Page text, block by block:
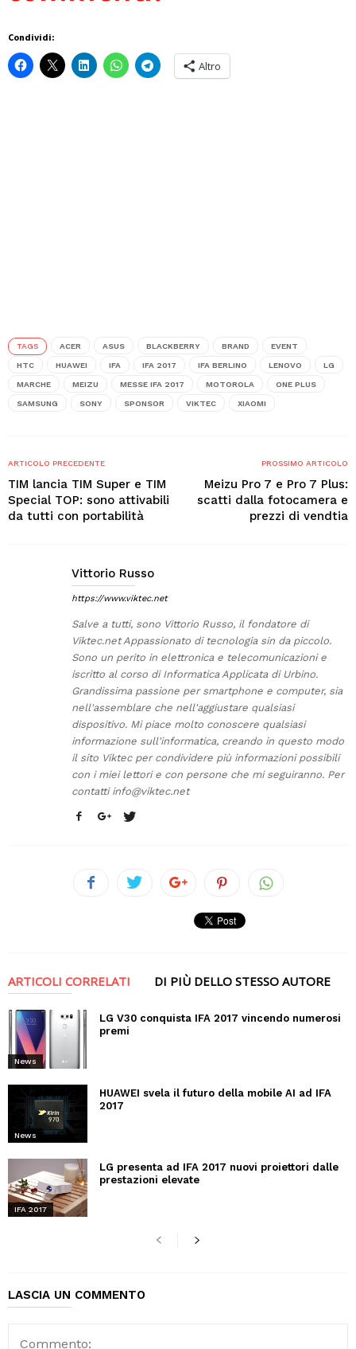
Condividi:
Altro
TAGS ACER ASUS BLACKBERRY BRAND EVENT
HTC HUAWEI IFA IFA 2017 IFA BERLINO LENOVO LG
MARCHE MEIZU MESSE IFA 2017 MOTOROLA ONE PLUS
SAMSUNG SONY SPONSOR VIKTEC XIAOMI
ARTICOLO PRECEDENTE
TIM lancia TIM Super e TIM
Special TOP: sono attivabili
da tutti con portabilità
PROSSIMO ARTICOLO
Meizu Pro 7 e Pro 7 Plus:
scatti dalla fotocamera e
prezzi di vendtia
Vittorio Russo
https://www.viktec.net
Salve a tutti, sono Vittorio Russo, il fondatore di
Viktec.net Appassionato di tecnologia sin da piccolo.
Sono un perito in elettronica e telecomunicazioni e
iscritto al corso di Informatica Applicata di Urbino.
Grandissima passione per smartphone e computer, sia
nell'assemblare che nell'aggiustare qualsiasi
dispositivo. Mi piace molto conoscere qualsiasi
informazione sull'informatica, creando in questo modo
il sito Viktec per condividere più informazioni possibili
con i miei lettori e con persone che mi seguiranno. Per
contatti info@viktec.net
ARTICOLI CORRELATI DI PIÙ DELLO STESSO AUTORE
News
LG V30 conquista IFA 2017 vincendo numerosi
premi
News
HUAWEI svela il futuro della mobile AI ad IFA
2017
IFA 2017
LG presenta ad IFA 2017 nuovi proiettori dalle
prestazioni elevate
LASCIA UN COMMENTO